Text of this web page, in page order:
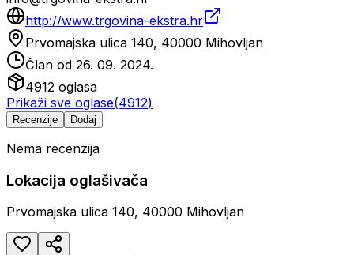
http://www.trgovina-ekstra.hr
Prvomajska ulica 140, 40000 Mihovljan
Član od 26. 09. 2024.
4912 oglasa
Prikaži sve oglase(4912)
Recenzije Dodaj
Nema recenzija
Lokacija oglašivača
Prvomajska ulica 140, 40000 Mihovljan